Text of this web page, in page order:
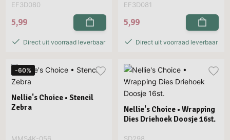
EF3D080
5,99
Direct uit voorraad leverbaar
EF3D081
5,99
Direct uit voorraad leverbaar
-60%
Nellie's Choice • Stencil
Zebra
MMS4K-056
Nellie's Choice • Wrapping
Dies Driehoek Doosje 16st.
SD298